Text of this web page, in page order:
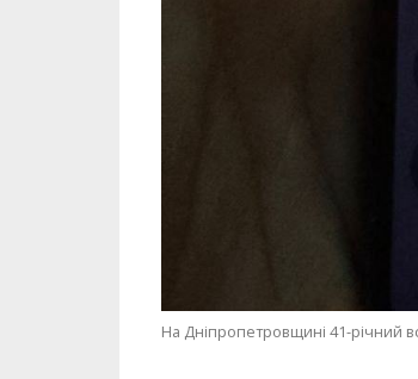
На Дніпропетровщині 41-річний